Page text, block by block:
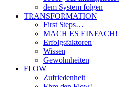
dem System folgen
TRANSFORMATION
First Steps…
MACH ES EINFACH!
Erfolgsfaktoren
Wissen
Gewohnheiten
FLOW
Zufriedenheit